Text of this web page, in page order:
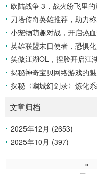
欧陆战争 3，战火纷飞里
刀塔传奇英雄推荐，助力
小宠物萌趣对战，开启热
英雄联盟末日使者，恐惧
笑傲江湖OL，捏脸开启江
揭秘神奇宝贝网络游戏的
探秘〈幽城幻剑录〉炼化
文章归档
2025年12月 (2653)
2025年10月 (397)
«